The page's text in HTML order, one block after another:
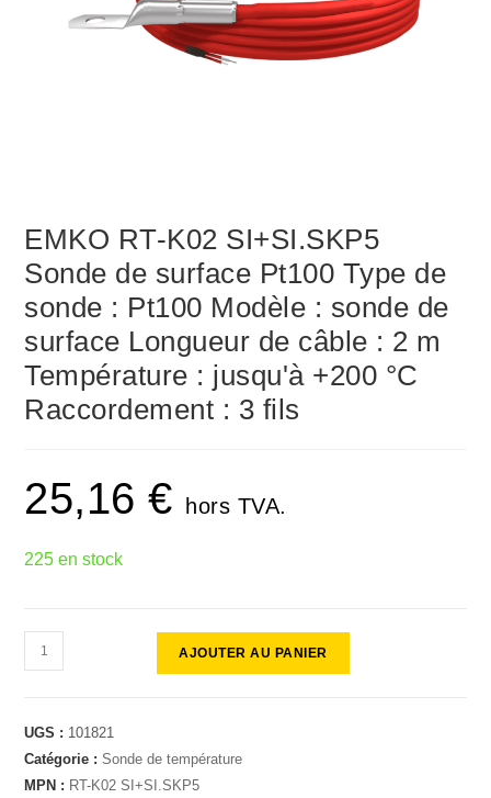
EMKO RT-K02 SI+SI.SKP5
Sonde de surface Pt100 Type de
sonde : Pt100 Modèle : sonde de
surface Longueur de câble : 2 m
Température : jusqu'à +200 °C
Raccordement : 3 fils
25,16€ hors TVA.
225 en stock
AJOUTER AU PANIER
UGS : 101821
Catégorie :Sonde de température
MPN : RT-K02 SI+SI.SKP5